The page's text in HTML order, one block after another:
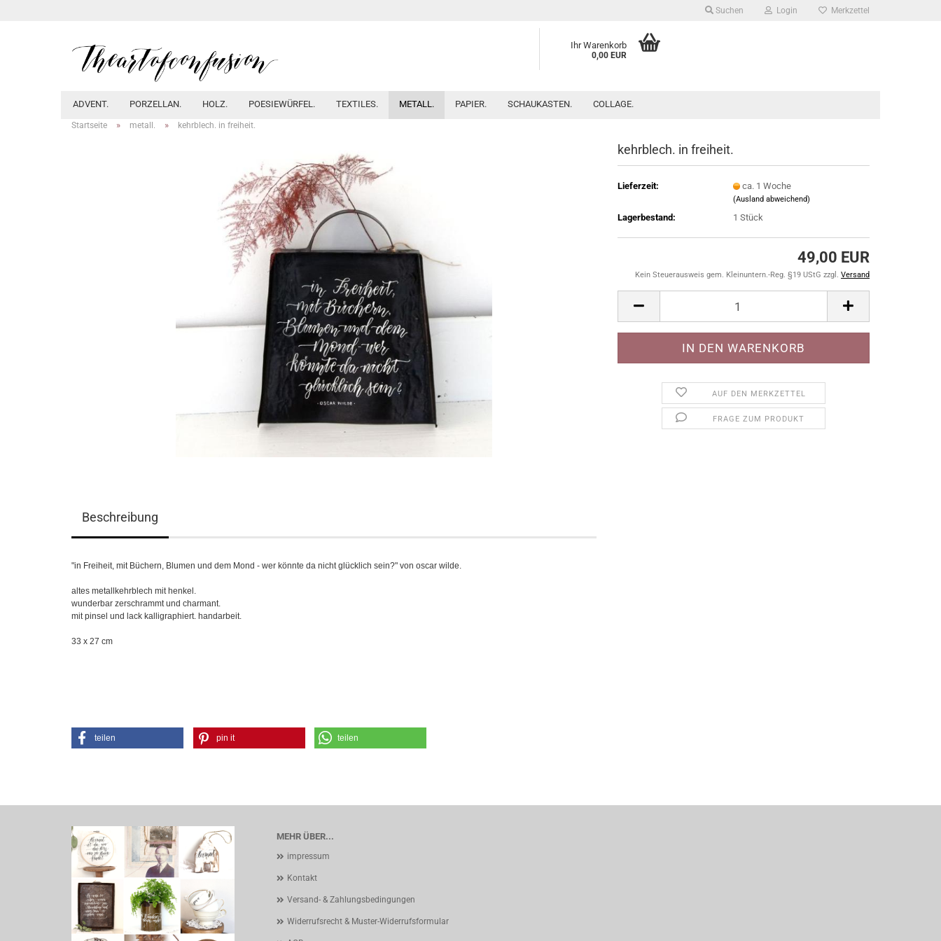
Suchen Login Merkzettel
Ihr Warenkorb
0,00 EUR
ADVENT. PORZELLAN. HOLZ. POESIEWÜRFEL. TEXTILES. METALL. PAPIER. SCHAUKASTEN. COLLAGE.
Startseite » metall. » kehrblech. in freiheit.
kehrblech. in freiheit.
Lieferzeit: ca. 1 Woche
(Ausland abweichend)
Lagerbestand: 1 Stück
49,00 EUR
Kein Steuerausweis gem. Kleinuntern.-Reg. §19 UStG zzgl. Versand
AUF DEN MERKZETTEL
FRAGE ZUM PRODUKT
Beschreibung
"in Freiheit, mit Büchern, Blumen und dem Mond - wer könnte da nicht glücklich sein?" von oscar wilde.
altes metallkehrblech mit henkel.
wunderbar zerschrammt und charmant.
mit pinsel und lack kalligraphiert. handarbeit.
33 x 27 cm
teilen pin it teilen
MEHR ÜBER...
impressum
Kontakt
Versand- & Zahlungsbedingungen
Widerrufsrecht & Muster-Widerrufsformular